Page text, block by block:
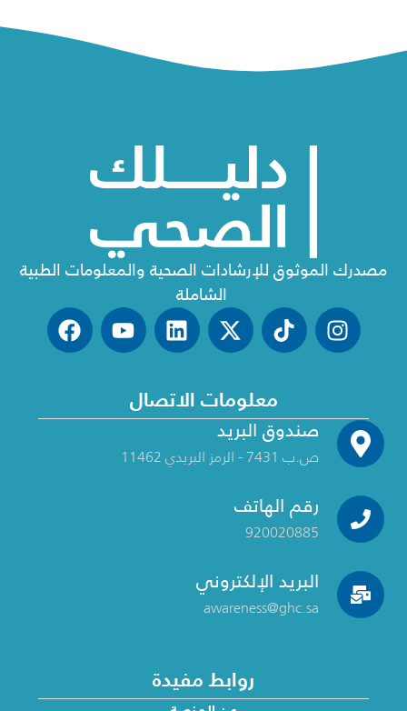
روابط مفيدة
معلومات الاتصال
صندوق البريد
ص.ب 7431 - الرمز البريدي 11462
رقم الهاتف
920020885
البريد الإلكتروني
awareness@ghc.sa
مصدرك الموثوق للإرشادات الصحية والمعلومات الطبية